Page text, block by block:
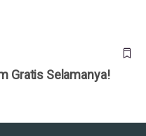
Gratis Selamanya!